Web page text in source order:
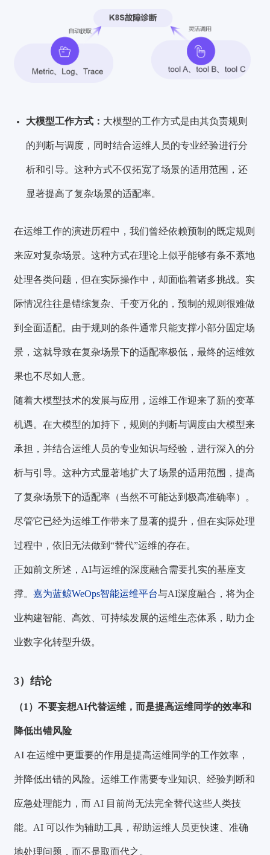
大模型工作方式： 大模型的工作方式是由其负责规则
的判断与调度，同时结合运维人员的专业经验进行分
析和引导。这种方式不仅拓宽了场景的适用范围，还
显著提高了复杂场景的适配率。
在运维工作的演进历程中，我们曾经依赖预制的既定规则
来应对复杂场景。这种方式在理论上似乎能够有条不紊地
处理各类问题，但在实际操作中，却面临着诸多挑战。实
际情况往往是错综复杂、千变万化的，预制的规则很难做
到全面适配。由于规则的条件通常只能支撑小部分固定场
景，这就导致在复杂场景下的适配率极低，最终的运维效
果也不尽如人意。
随着大模型技术的发展与应用，运维工作迎来了新的变革
机遇。在大模型的加持下，规则的判断与调度由大模型来
承担，并结合运维人员的专业知识与经验，进行深入的分
析与引导。这种方式显著地扩大了场景的适用范围，提高
了复杂场景下的适配率（当然不可能达到极高准确率）。
尽管它已经为运维工作带来了显著的提升，但在实际处理
过程中，依旧无法做到“替代”运维的存在。
正如前文所述，AI与运维的深度融合需要扎实的基座支
撑。嘉为蓝鲸WeOps智能运维平台与AI深度融合，将为企
业构建智能、高效、可持续发展的运维生态体系，助力企
业数字化转型升级。
3）结论
（1）不要妄想AI代替运维，而是提高运维同学的效率和
降低出错风险
AI 在运维中更重要的作用是提高运维同学的工作效率，
并降低出错的风险。运维工作需要专业知识、经验判断和
应急处理能力，而 AI 目前尚无法完全替代这些人类技
能。AI 可以作为辅助工具，帮助运维人员更快速、准确
地处理问题，而不是取而代之。